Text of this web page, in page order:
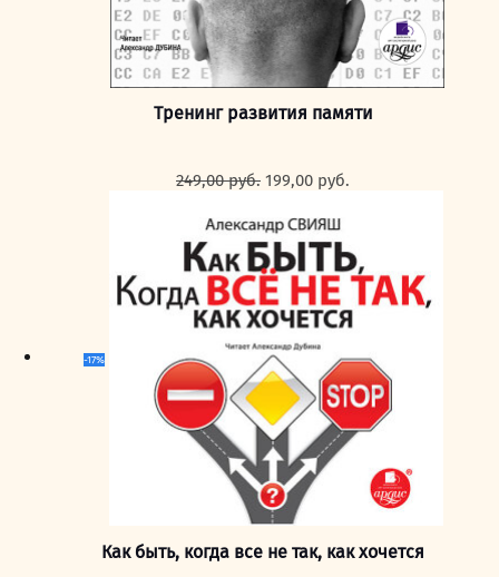
Тренинг развития памяти
249,00руб. Первоначальная
составляла
249,00 руб..
199,00 руб.
-17%
Как быть, когда все не так, как хочется